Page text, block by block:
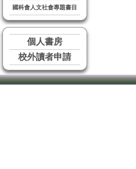
國科會人文社會專題書目
個人書房
校外讀者申請